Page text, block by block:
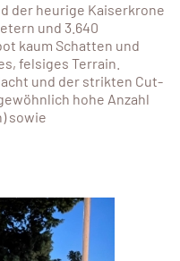
der heurige Kaiserkrone
und 3.640
kaum Schatten und
felsiges Terrain.
und der strikten Cut-
hohe Anzahl
sowie